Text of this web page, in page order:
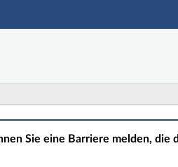
Hauptnavigation
Sie eine Barriere melden, die